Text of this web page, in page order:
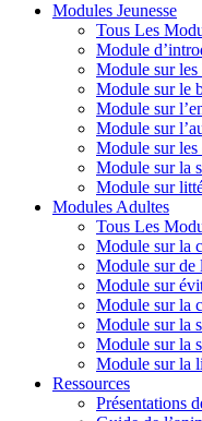
Modules Jeunesse
Tous Les
Module
Module sur les
Module sur le
Module sur
Module sur
Module sur les
Module sur la
Module sur
Modules Adultes
Tous Les
Module sur la
Module sur de
Module sur
Module sur la
Module sur la
Module sur la
Module sur la
Ressources
Présentations